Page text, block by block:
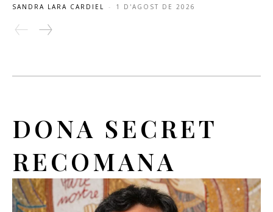
SANDRA LARA CARDIEL - 1 D'AGOST DE 2026
DONA SECRET
RECOMANA